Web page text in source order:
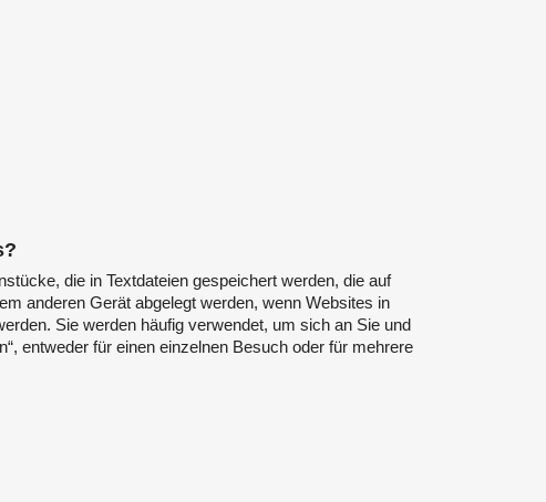
die in Textdateien gespeichert werden, die auf
anderen Gerät abgelegt werden, wenn Websites in
Sie werden häufig verwendet, um sich an Sie und
entweder für einen einzelnen Besuch oder für mehrere